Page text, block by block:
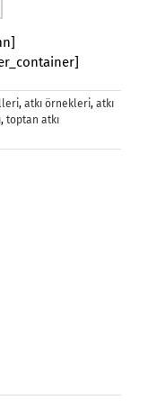
, atkı örnekleri, atkı
, toptan atkı